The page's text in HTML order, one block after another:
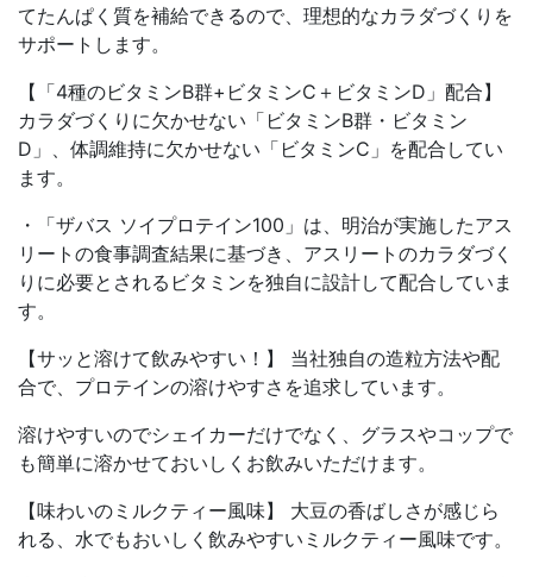
てたんぱく質を補給できるので、理想的なカラダづくりを
サポートします。
【「4種のビタミンB群+ビタミンC＋ビタミンD」配合】
カラダづくりに欠かせない「ビタミンB群・ビタミン
D」、体調維持に欠かせない「ビタミンC」を配合してい
ます。
・「ザバス ソイプロテイン100」は、明治が実施したアス
リートの食事調査結果に基づき、アスリートのカラダづく
りに必要とされるビタミンを独自に設計して配合していま
す。
【サッと溶けて飲みやすい！】 当社独自の造粒方法や配
合で、プロテインの溶けやすさを追求しています。
溶けやすいのでシェイカーだけでなく、グラスやコップで
も簡単に溶かせておいしくお飲みいただけます。
【味わいのミルクティー風味】 大豆の香ばしさが感じら
れる、水でもおいしく飲みやすいミルクティー風味です。